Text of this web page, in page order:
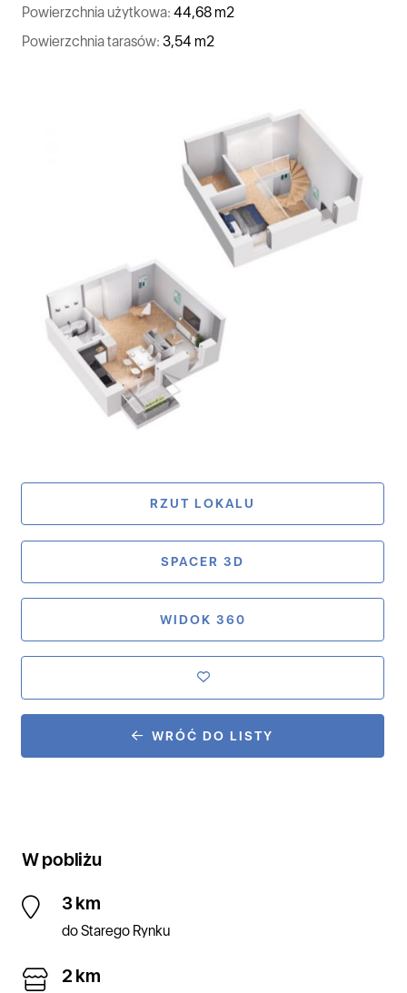
Powierzchnia użytkowa: 44,68 m2
Powierzchnia tarasów: 3,54 m2
RZUT LOKALU
SPACER 3D
WIDOK 360
WRÓĆ DO LISTY
W pobliżu
3 km
do Starego Rynku
2 km